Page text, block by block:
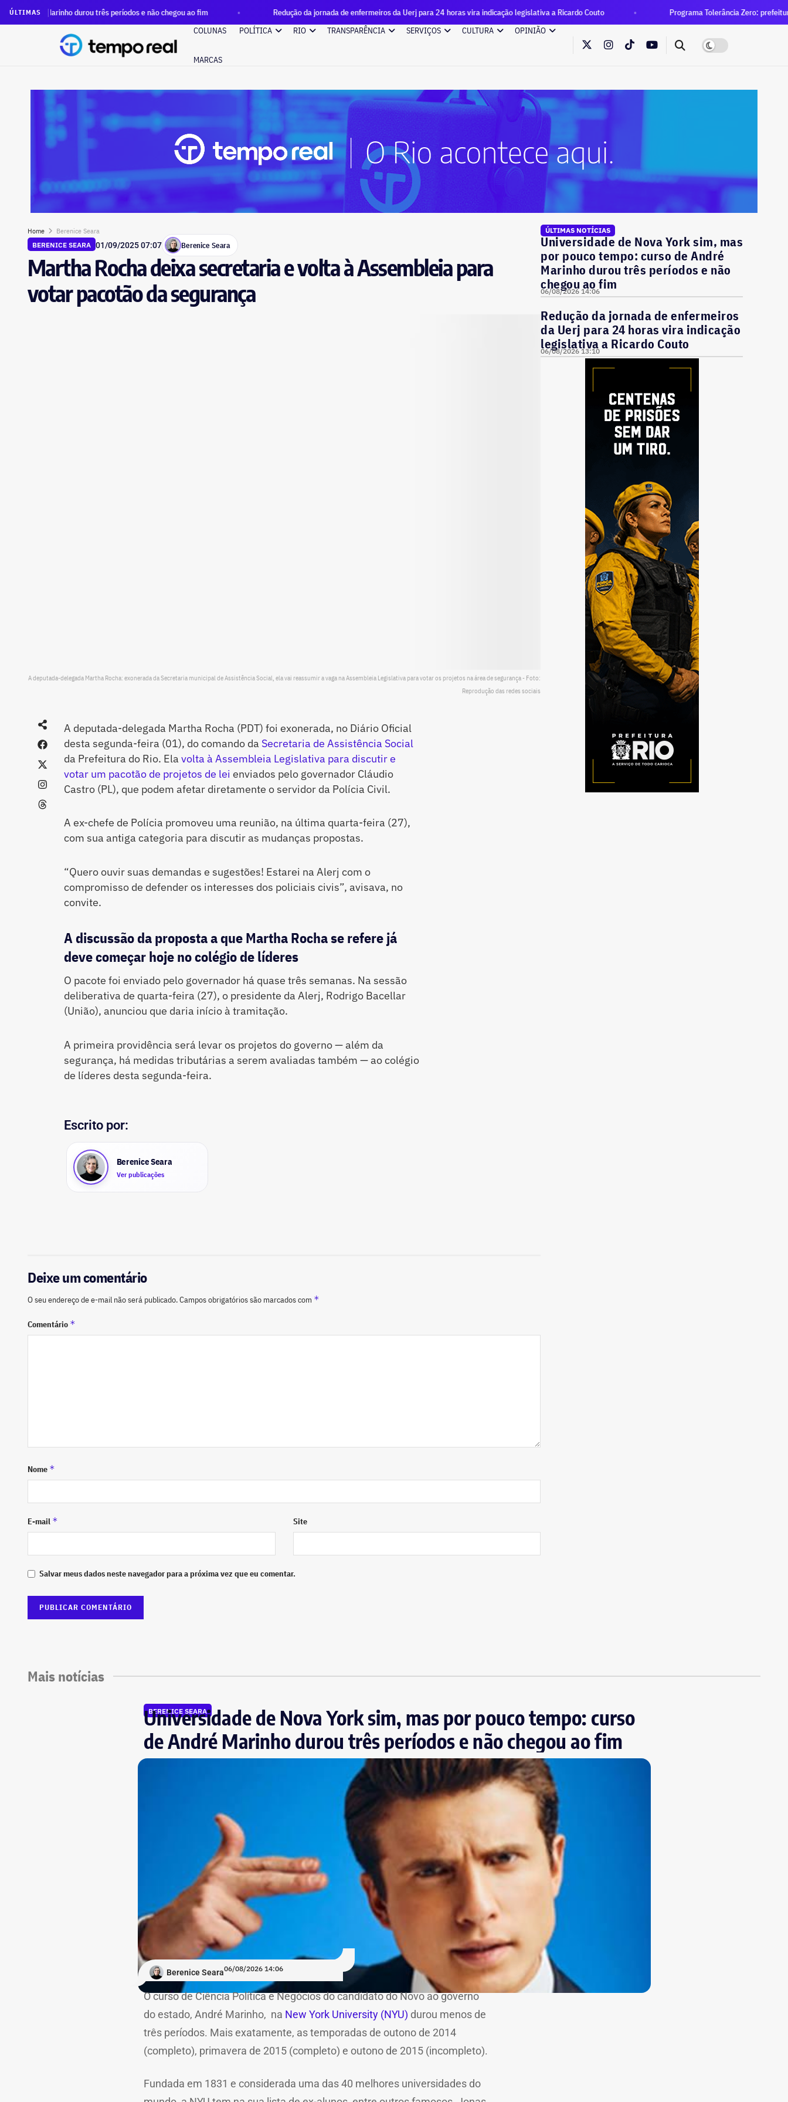
ÚLTIMAS
durou três períodos e não chegou ao fim Redução da jornada de enfermeiros da Uerj para 24 horas vira indicação legislativa a Ricardo Couto
Programa Tolerância Zero: prefeitura interdita
COLUNAS
POLÍTICA RIO TRANSPARÊNCIA SERVIÇOS CULTURA OPINIÃO
MARCAS
Home
Berenice Seara
BERENICE SEARA 01/09/2025 07:07 Berenice Seara
Martha Rocha deixa secretaria e volta à Assembleia para
votar pacotão da segurança
A deputada-delegada Martha Rocha: exonerada da Secretaria municipal de Assistência Social, ela vai reassumir a vaga na Assembleia Legislativa para votar os projetos na área de segurança - Foto:
Reprodução das redes sociais
A deputada-delegada Martha Rocha (PDT) foi exonerada, no Diário Oficial
desta segunda-feira (01), do comando da Secretaria de Assistência Social
da Prefeitura do Rio. Ela volta à Assembleia Legislativa para discutir e
votar um pacotão de projetos de lei enviados pelo governador Cláudio
Castro (PL), que podem afetar diretamente o servidor da Polícia Civil.
A ex-chefe de Polícia promoveu uma reunião, na última quarta-feira (27),
com sua antiga categoria para discutir as mudanças propostas.
“Quero ouvir suas demandas e sugestões! Estarei na Alerj com o
compromisso de defender os interesses dos policiais civis”, avisava, no
convite.
A discussão da proposta a que Martha Rocha se refere já
deve começar hoje no colégio de líderes
O pacote foi enviado pelo governador há quase três semanas. Na sessão
deliberativa de quarta-feira (27), o presidente da Alerj, Rodrigo Bacellar
(União), anunciou que daria início à tramitação.
A primeira providência será levar os projetos do governo — além da
segurança, há medidas tributárias a serem avaliadas também — ao colégio
de líderes desta segunda-feira.
Escrito por:
Berenice Seara
Ver publicações
ÚLTIMAS NOTÍCIAS
Universidade de Nova York sim, mas
por pouco tempo: curso de André
Marinho durou três períodos e não
chegou ao fim
06/08/2026 14:06
Redução da jornada de enfermeiros
da Uerj para 24 horas vira indicação
legislativa a Ricardo Couto
06/08/2026 13:10
Deixe um comentário
O seu endereço de e-mail não será publicado.Campos obrigatórios são marcados com *
Comentário *
Nome *
E-mail * Site
Salvar meus dados neste navegador para a próxima vez que eu comentar.
Mais notícias
BERENICE SEARA
Universidade de Nova York sim, mas por pouco tempo: curso
de André Marinho durou três períodos e não chegou ao fim
Berenice Seara06/08/2026 14:06
O curso de Ciência Política e Negócios do candidato do Novo ao governo
do estado, André Marinho, na New York University (NYU) durou menos de
três períodos. Mais exatamente, as temporadas de outono de 2014
(completo), primavera de 2015 (completo) e outono de 2015 (incompleto).
Fundada em 1831 e considerada uma das 40 melhores universidades do